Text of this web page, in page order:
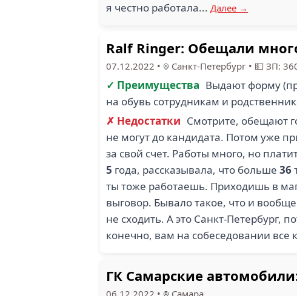
я честно работала... Далее →
Ralf Ringer: Обещали
07.12.2022 • Санкт-Петербург • 💵 ЗП:
✓ Преимущества Выдают форму
на обувь сотрудникам и
✗ Недостатки Смотрите, обещают
не могут до кандидата. Потом уже
за свой счет. Работы много, но
5 года, рассказывала, что больше 36
ты тоже работаешь. Приходишь в
выговор. Бывало такое, что и
не сходить. А это Санкт-Петербург,
конечно, вам на собеседовании все
ГК Самарские
06.12.2022 • Самара